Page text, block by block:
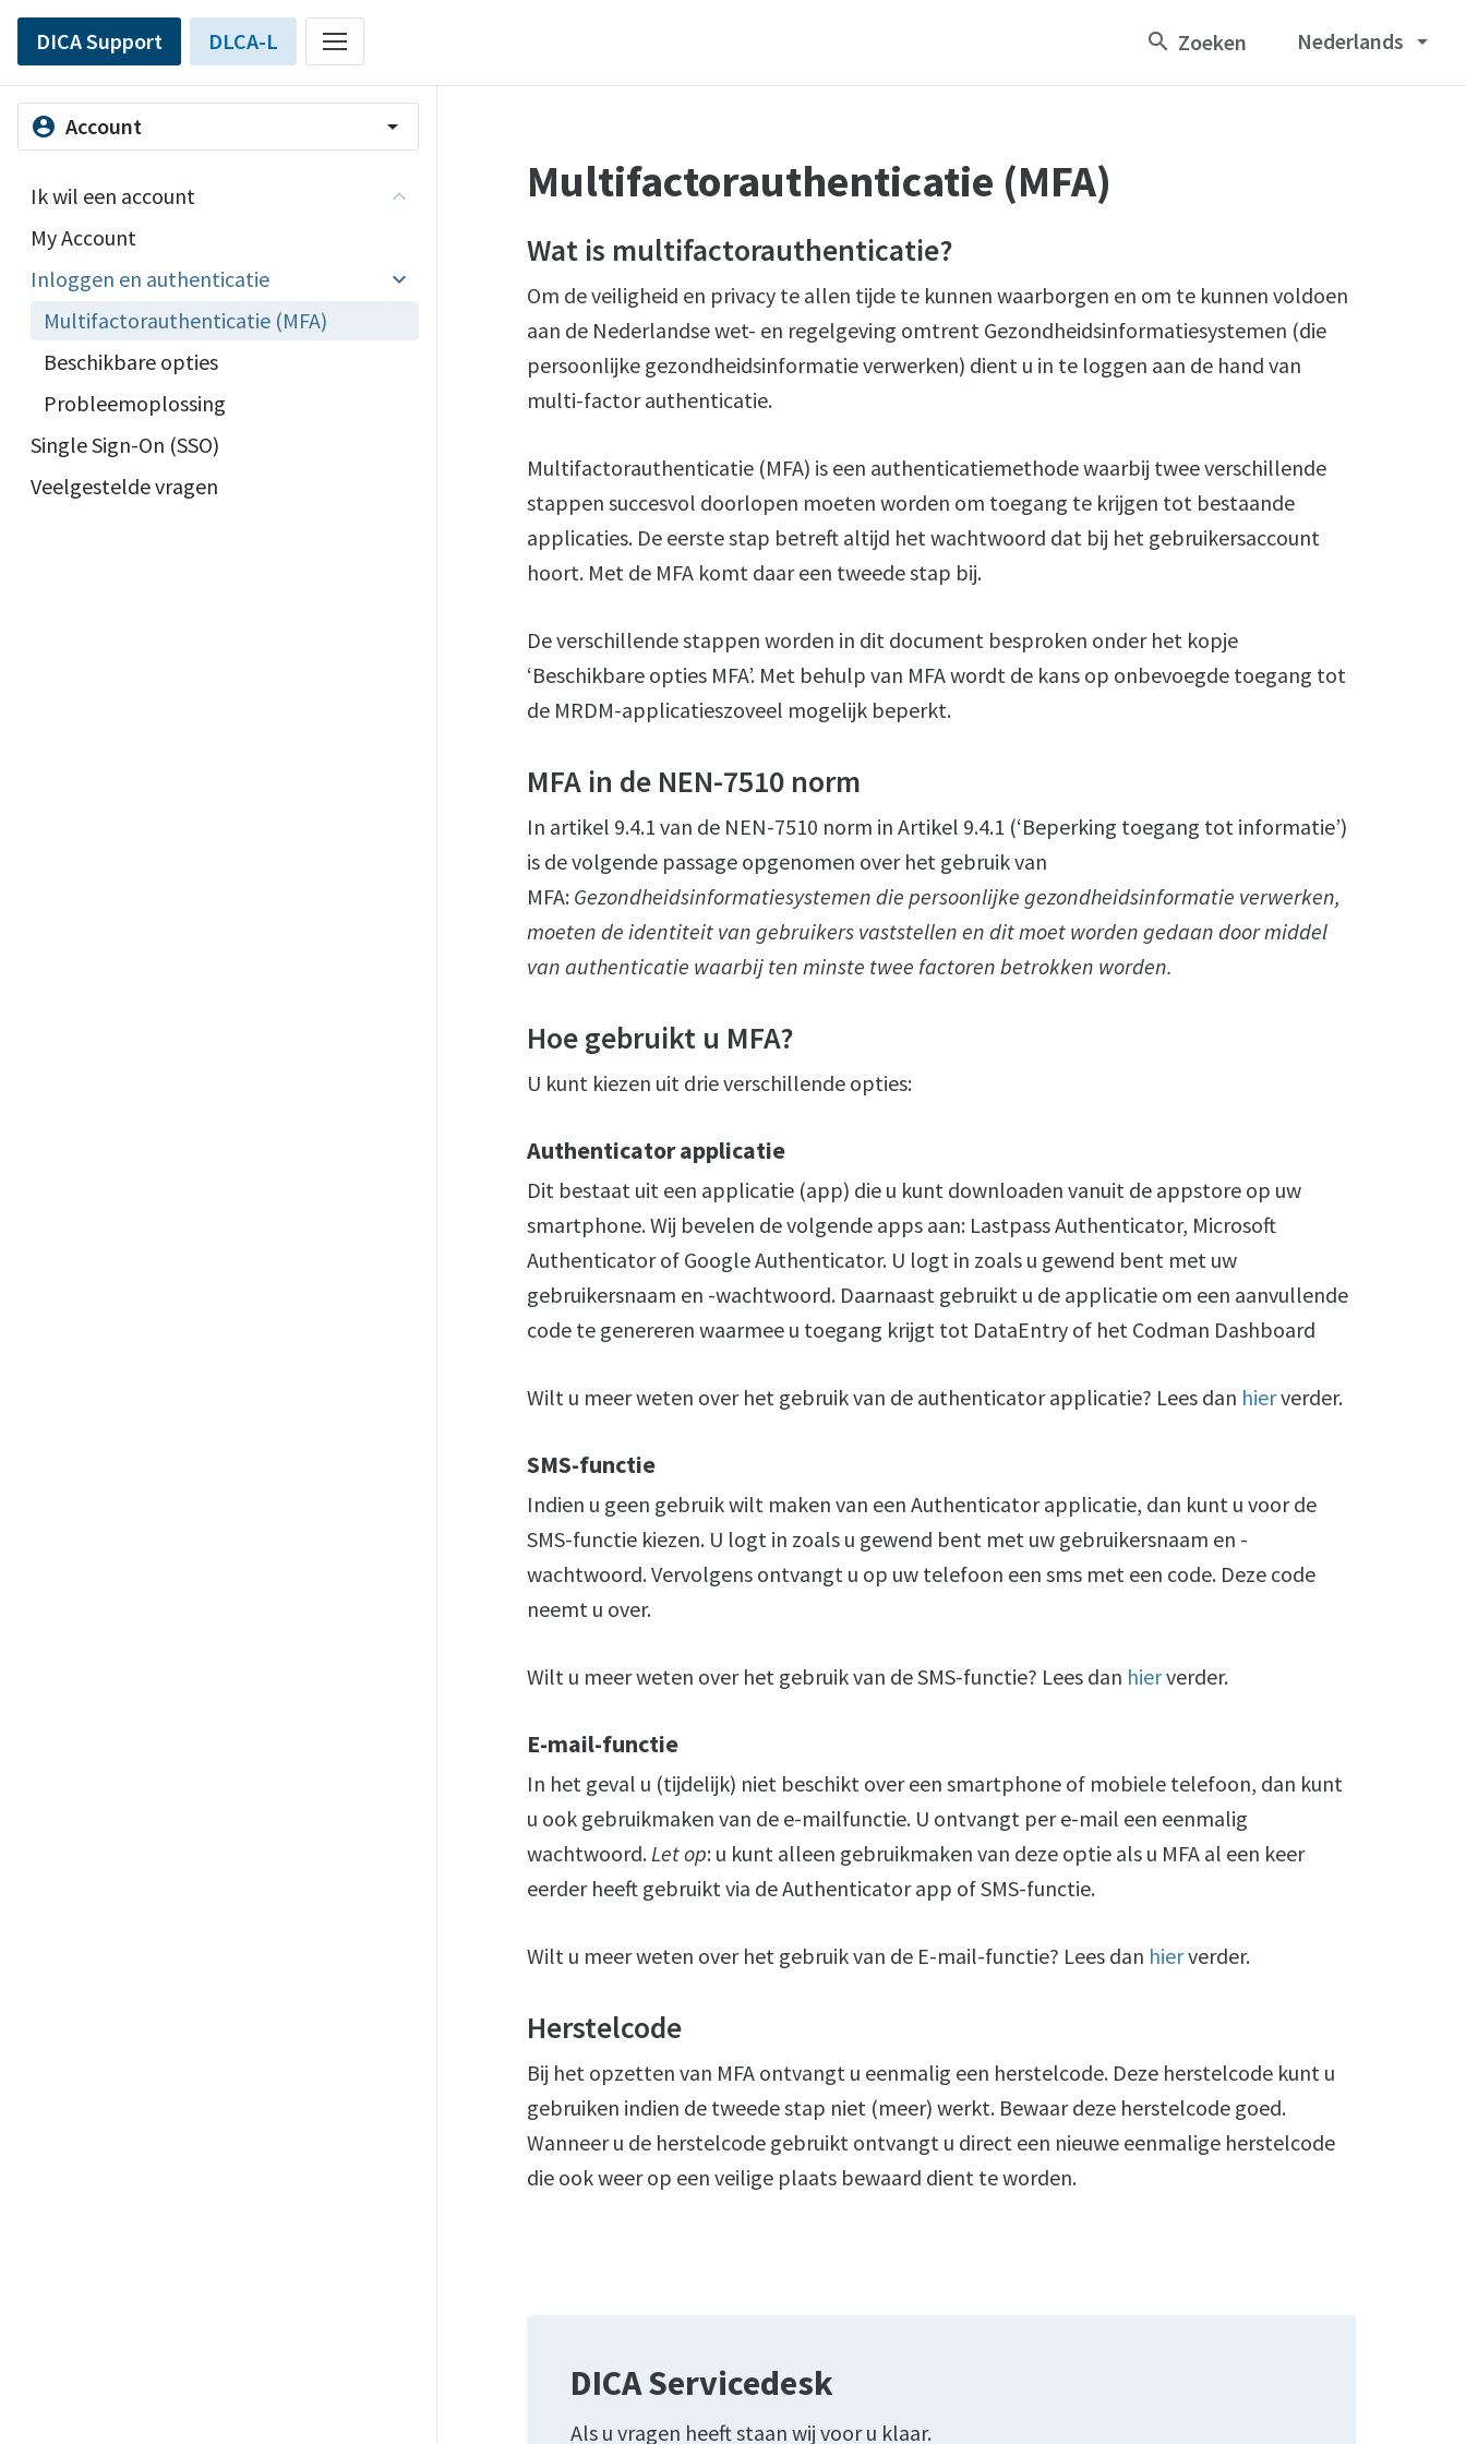
DICA Support DLCA-L Nederlands arrow_drop_down
account_circle Account arrow_drop_down
Ik wil een account
My Account
Inloggen en authenticatie
Multifactorauthenticatie (MFA)
Beschikbare opties
Probleemoplossing
Single Sign-On (SSO)
Veelgestelde vragen
Multifactorauthenticatie (MFA)
Wat is multifactorauthenticatie?
Om de veiligheid en privacy te allen tijde te kunnen waarborgen en om te kunnen voldoen
aan de Nederlandse wet- en regelgeving omtrent Gezondheidsinformatiesystemen (die
persoonlijke gezondheidsinformatie verwerken) dient u in te loggen aan de hand van
multi-factor authenticatie.
Multifactorauthenticatie (MFA) is een authenticatiemethode waarbij twee verschillende
stappen succesvol doorlopen moeten worden om toegang te krijgen tot bestaande
applicaties. De eerste stap betreft altijd het wachtwoord dat bij het gebruikersaccount
hoort. Met de MFA komt daar een tweede stap bij.
De verschillende stappen worden in dit document besproken onder het kopje
‘Beschikbare opties MFA’. Met behulp van MFA wordt de kans op onbevoegde toegang tot
de MRDM-applicatieszoveel mogelijk beperkt.
MFA in de NEN-7510 norm
In artikel 9.4.1 van de NEN-7510 norm in Artikel 9.4.1 (‘Beperking toegang tot informatie’)
is de volgende passage opgenomen over het gebruik van
MFA: Gezondheidsinformatiesystemen die persoonlijke gezondheidsinformatie verwerken,
moeten de identiteit van gebruikers vaststellen en dit moet worden gedaan door middel
van authenticatie waarbij ten minste twee factoren betrokken worden.
Hoe gebruikt u MFA?
U kunt kiezen uit drie verschillende opties:
Authenticator applicatie
Dit bestaat uit een applicatie (app) die u kunt downloaden vanuit de appstore op uw
smartphone. Wij bevelen de volgende apps aan: Lastpass Authenticator, Microsoft
Authenticator of Google Authenticator. U logt in zoals u gewend bent met uw
gebruikersnaam en -wachtwoord. Daarnaast gebruikt u de applicatie om een aanvullende
code te genereren waarmee u toegang krijgt tot DataEntry of het Codman Dashboard
Wilt u meer weten over het gebruik van de authenticator applicatie? Lees dan hierverder.
SMS-functie
Indien u geen gebruik wilt maken van een Authenticator applicatie, dan kunt u voor de
SMS-functie kiezen. U logt in zoals u gewend bent met uw gebruikersnaam en -
wachtwoord. Vervolgens ontvangt u op uw telefoon een sms met een code. Deze code
neemt u over.
Wilt u meer weten over het gebruik van de SMS-functie? Lees dan hierverder.
E-mail-functie
In het geval u (tijdelijk) niet beschikt over een smartphone of mobiele telefoon, dan kunt
u ook gebruikmaken van de e-mailfunctie. U ontvangt per e-mail een eenmalig
wachtwoord.Let op: u kunt alleen gebruikmaken van deze optie als u MFA al een keer
eerder heeft gebruikt via de Authenticator app of SMS-functie.
Wilt u meer weten over het gebruik van de E-mail-functie? Lees dan hierverder.
Herstelcode
Bij het opzetten van MFA ontvangt u eenmalig een herstelcode. Deze herstelcode kunt u
gebruiken indien de tweede stap niet (meer) werkt. Bewaar deze herstelcode goed.
Wanneer u de herstelcode gebruikt ontvangt u direct een nieuwe eenmalige herstelcode
die ook weer op een veilige plaats bewaard dient te worden.
DICA Servicedesk
Als u vragen heeft staan wij voor u klaar.